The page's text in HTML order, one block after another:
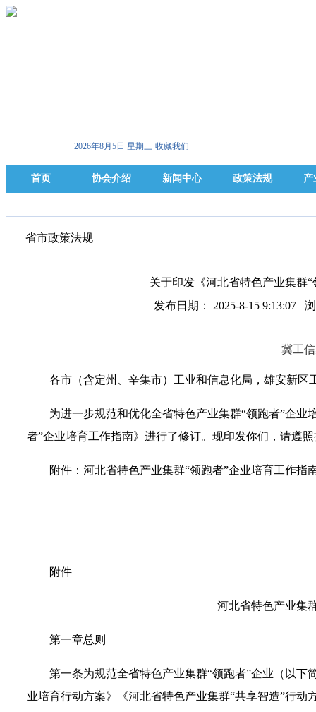
2026年8月5日 星期三 收藏我们
首页 协会介绍 新闻中心 政策法规 产
省市政策法规
关于印发《河北省特色产业集群
发布日期： 2025-8-15 9:13:07
冀工
各市（含定州、辛集市）工业和信息化局，雄安新区
为进一步规范和优化全省特色产业集群“领跑者”企
者”企业培育工作指南》进行了修订。现印发你们，请遵
附件：河北省特色产业集群“领跑者”企业培育工作指
附件
河北省特色产业集
第一章总则
第一条为规范全省特色产业集群“领跑者”企业（以下
业培育行动方案》《河北省特色产业集群“共享智造”行